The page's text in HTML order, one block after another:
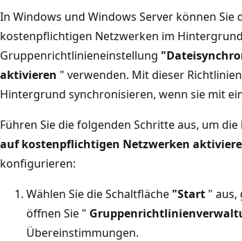
In Windows und Windows Server können
kostenpflichtigen Netzwerken im
Gruppenrichtlinieneinstellung
aktivieren " verwenden. Mit dieser
Hintergrund synchronisieren, wenn sie mit
Führen Sie die folgenden Schritte aus, um die
auf kostenpflichtigen Netzwerken
konfigurieren:
Wählen Sie die Schaltfläche "Start " aus,
öffnen Sie "
Übereinstimmungen.